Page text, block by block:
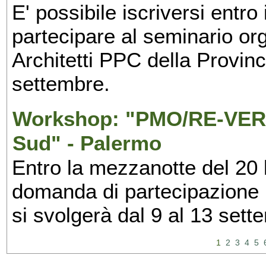
E' possibile iscriversi
partecipare al seminario
Architetti PPC della
settembre.
Workshop: "PMO/RE-
Sud" - Palermo
Entro la mezzanotte del
domanda di
si svolgerà dal 9 al 13
1 2 3 4 5